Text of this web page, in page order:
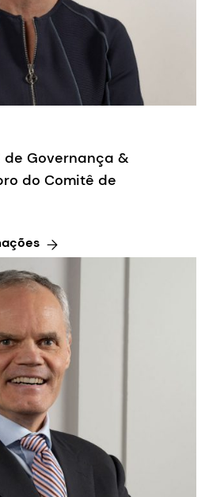
Governança &
do Comitê de